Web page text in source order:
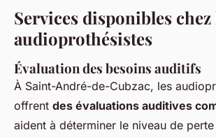
Services disponibles chez
audioprothésistes
Évaluation des besoins auditifs
À Saint-André-de-Cubzac, les
offrent des évaluations auditives
aident à déterminer le niveau de